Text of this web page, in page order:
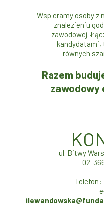
Wspieramy osoby z
znalezieniu
zawodowej.
kandydatami,
równych
Razem
zawodowy
ul. Bitwy
02-
Telefon: